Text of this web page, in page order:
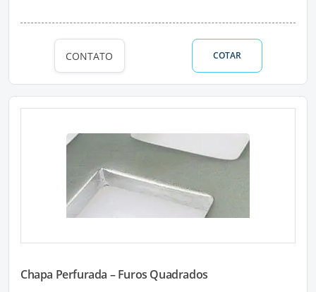
CONTATO COTAR
Chapa Perfurada – Furos Quadrados